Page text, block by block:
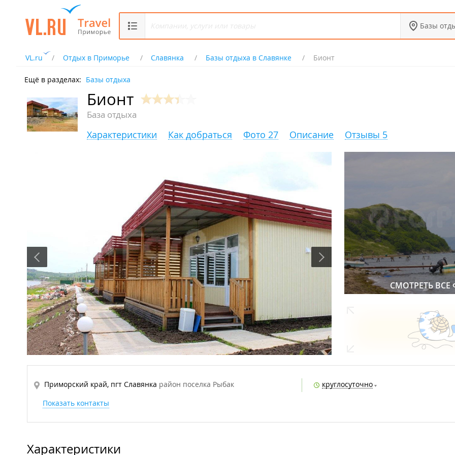
Базы
VL.ru Отдых в Приморье Славянка Базы отдыха в Славянке Бионт
Ещё в разделах: Базы отдыха
Бионт
База отдыха
Характеристики Как добраться Фото 27 Описание Отзывы 5
СМОТРЕТЬ ВСЕ
Приморский край, пгт Славянка район поселка Рыбак
круглосуточно
Показать контакты
Характеристики